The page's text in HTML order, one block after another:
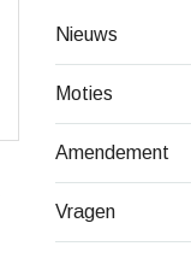
Nieuws
Moties
Amendement
Vragen